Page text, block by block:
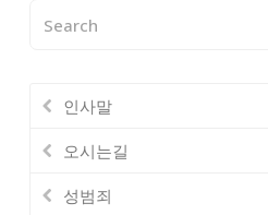
인사말
오시는길
성범죄